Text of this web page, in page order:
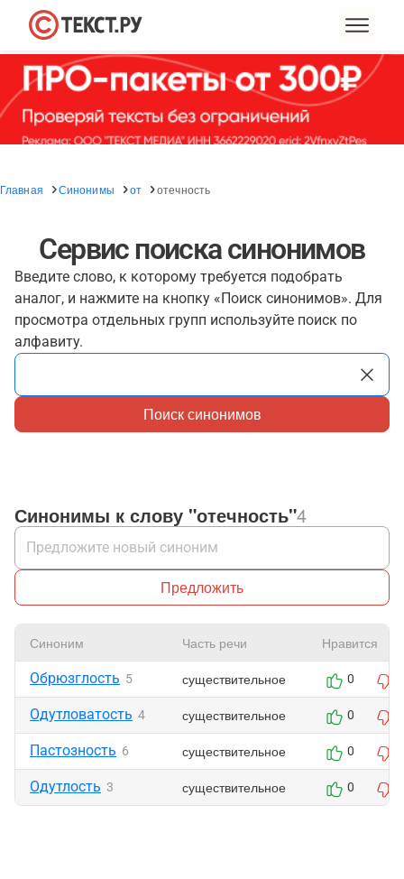
Главная Синонимы от отечность
Сервис поиска синонимов
Введите слово, к которому требуется подобрать
аналог, и нажмите на кнопку «Поиск синонимов». Для
просмотра отдельных групп используйте поиск по
алфавиту.
Поиск синонимов
Синонимы к слову "отечность"4
Предложить
Синоним Часть речи Нравится
Обрюзглость 5 существительное 0
Одутловатость 4 существительное 0
Пастозность 6 существительное 0
Одутлость 3 существительное 0